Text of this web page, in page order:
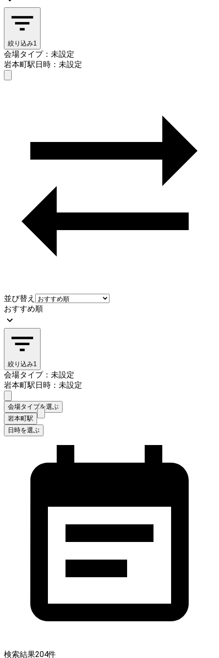
絞り込み1
会場タイプ：未設定
岩本町駅日時：未設定
並び替え
おすすめ順
絞り込み1
会場タイプ：未設定
岩本町駅日時：未設定
会場タイプを選ぶ
岩本町駅
日時を選ぶ
検索結果204件